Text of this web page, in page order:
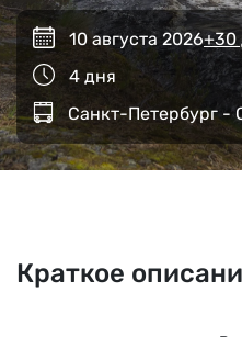
10 августа 2026+30
4 дня
Санкт-Петербург -
Краткое